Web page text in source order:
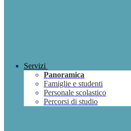
Servizi
Panoramica
Famiglie e studenti
Personale scolastico
Percorsi di studio